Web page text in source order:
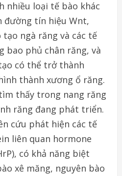
nhiều loại tế bào khác
đường tín hiệu Wnt,
ngà răng và các tế
bao phủ chân răng, và
có thể trở thành
thành xương ổ răng.
thấy trong nang răng
răng đang phát triển.
cứu phát hiện các tế
liên quan hormone
có khả năng biệt
xê măng, nguyên bào